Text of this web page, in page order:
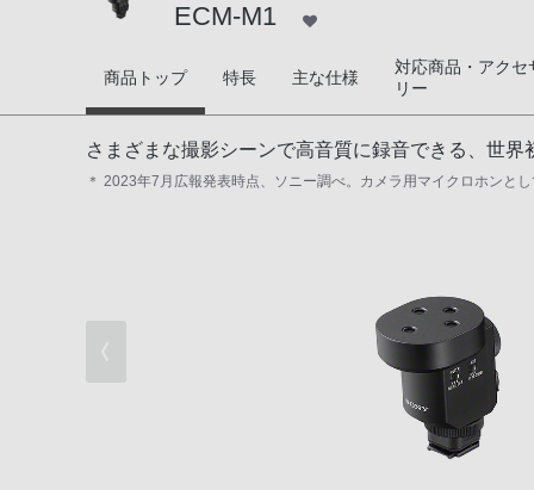
ECM-M1
ECM-M1
商品トップ 特長 主な仕様
対応商品・アクセ
リー
さまざまな撮影シーンで高音質に録音できる、世
＊ 2023年7月広報発表時点、ソニー調べ。カメラ用マイクロホンと